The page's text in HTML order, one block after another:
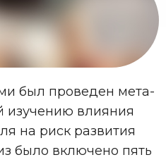
был проведен мета-
изучению влияния
на риск развития
было включено пять